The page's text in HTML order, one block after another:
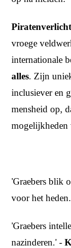
vroege
internationale
alles. Zijn
inclusiever en
mensheid op,
mogelijkheden
'Graebers blik
voor het
'Graebers
nazinderen.' -